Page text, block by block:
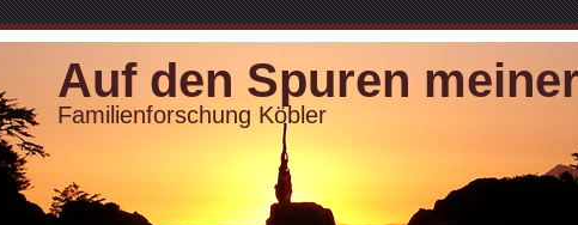
Auf den Spuren
Familienforschung Köbler